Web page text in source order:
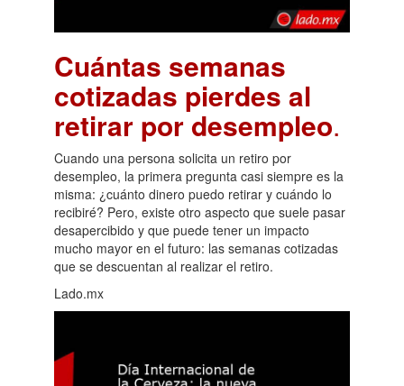
Cuántas semanas
cotizadas pierdes al
retirar por desempleo.
Cuando una persona solicita un retiro por
desempleo, la primera pregunta casi siempre es la
misma: ¿cuánto dinero puedo retirar y cuándo lo
recibiré? Pero, existe otro aspecto que suele pasar
desapercibido y que puede tener un impacto
mucho mayor en el futuro: las semanas cotizadas
que se descuentan al realizar el retiro.
Lado.mx